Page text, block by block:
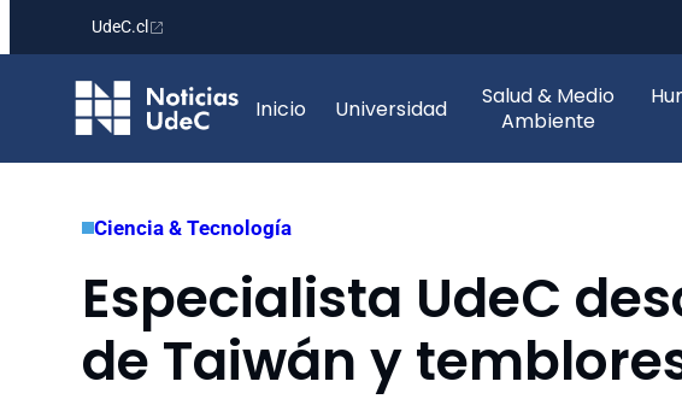
contenido
UdeC.cl
Inicio Universidad
Salud & Medio
Ambiente
Ciencia & Tecnología
Especialista UdeC
de Taiwán y